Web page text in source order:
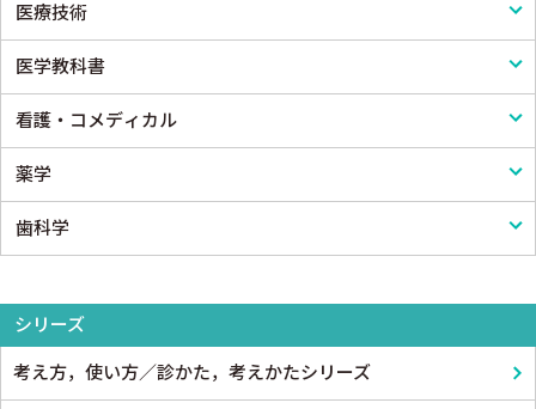
公衆衛生学
法医学
プライマリケア医学・総合診療
救急医学・集中治療医学
癌・腫瘍一般・緩和医療
栄養・食事療法・輸液・輸血
薬物療法
アレルギー・膠原病・リウマチ
内分泌・代謝・糖尿病
腎臓
血液
脳・神経
呼吸器
循環器・血管
脳神経外科
心臓・血管外科
消化器外科
小児外科
形成外科
スポーツ医学
産婦人科
医学一般・医学概論
医療制度
病院管理
医療統計
論文・医学情報
医療技術
リハビリテーション技術
鍼灸・柔道整復
医学教科書
医学教科書
看護・コメディカル
看護
看護教科書
薬学
薬学
歯科学
シリーズ
考え方，使い方／診かた，考えかたシリーズ